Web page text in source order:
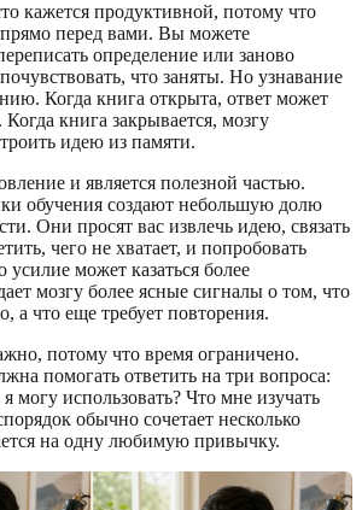
кажется продуктивной, потому что
прямо перед вами. Вы можете
определение или заново
что заняты. Но узнавание
Когда книга открыта, ответ может
книга закрывается, мозгу
идею из памяти.
и является полезной частью.
обучения создают небольшую долю
Они просят вас извлечь идею, связать
чего не хватает, и попробовать
может казаться более
мозгу более ясные сигналы о том, что
а что еще требует повторения.
потому что время ограничено.
помогать ответить на три вопроса:
могу использовать? Что мне изучать
обычно сочетает несколько
на одну любимую привычку.